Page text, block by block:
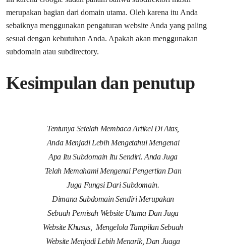
merupakan bagian dari domain utama. Oleh karena itu Anda
sebaiknya menggunakan pengaturan website Anda yang paling
sesuai dengan kebutuhan Anda. Apakah akan menggunakan
subdomain atau subdirectory.
Kesimpulan dan penutup
Tentunya Setelah Membaca Artikel Di Atas,
Anda Menjadi Lebih Mengetahui Mengenai
Apa Itu Subdomain Itu Sendiri. Anda Juga
Telah Memahami Mengenai Pengertian Dan
Juga Fungsi Dari Subdomain.
Dimana Subdomain Sendiri Merupakan
Sebuah Pemisah Website Utama Dan Juga
Website Khusus, Mengelola Tampilan Sebuah
Website Menjadi Lebih Menarik, Dan Juaga